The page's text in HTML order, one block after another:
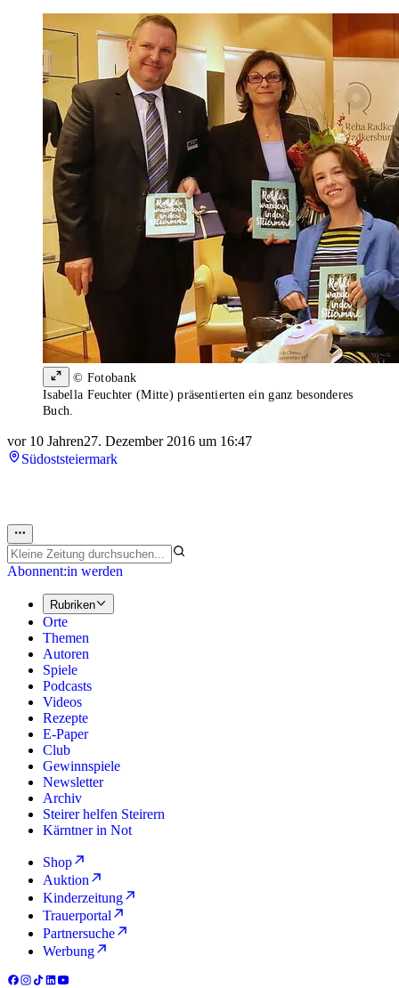
© Fotobank
Isabella Feuchter (Mitte) präsentierten ein ganz besonderes
Buch.
vor 10 Jahren27. Dezember 2016 um 16:47
Südoststeiermark
Abonnent:in werden
Rubriken
Orte
Themen
Autoren
Spiele
Podcasts
Videos
Rezepte
E-Paper
Club
Gewinnspiele
Newsletter
Archiv
Steirer helfen Steirern
Kärntner in Not
Shop
Auktion
Kinderzeitung
Trauerportal
Partnersuche
Werbung